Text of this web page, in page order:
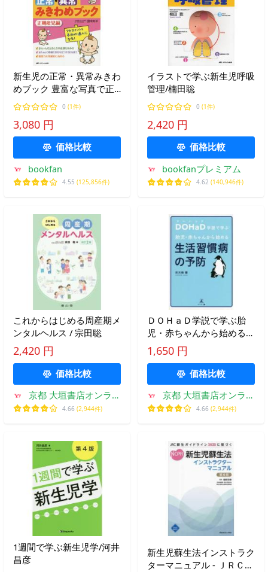
新生児の正常・異常みきわ
めブック 豊富な写真で正
常所見と疾患がわかる 正
期産児編/田中太平
0 (1件)
3,080 円
価格比較
bookfan
4.55 (125,856件)
イラストで学ぶ新生児呼吸
管理/楠田聡
0 (1件)
2,420 円
価格比較
bookfanプレミアム
4.62 (140,946件)
これからはじめる周産期メ
ンタルヘルス / 宗田聡
2,420 円
価格比較
京都 大垣書店オンライ
ン
4.66 (2,944件)
ＤＯＨａＤ学説で学ぶ胎
児・赤ちゃんから始める生
活習慣病の予防 / 安次嶺馨
1,650 円
価格比較
京都 大垣書店オンライ
ン
4.66 (2,944件)
1週間で学ぶ新生児学/河井
昌彦
新生児蘇生法インストラク
ターマニュアル - ＪＲＣ蘇